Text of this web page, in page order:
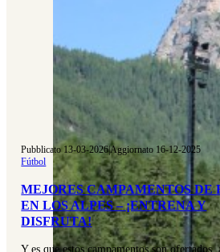
Pubblicato 13-03-2026|Aggiornato 16-12-2025
Fútbol
MEJORES CAMPAMENTOS DE
EN LOS ALPES – ¡ENTRENA Y
DISFRUTA!
Y es que estos campamentos son ofertados,